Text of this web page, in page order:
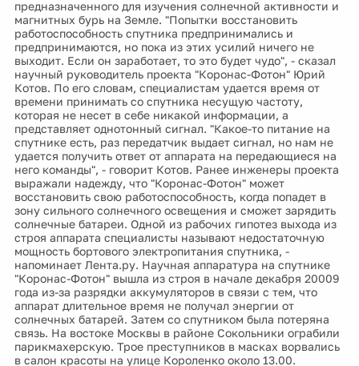
предназначенного для изучения солнечной активности и
магнитных бурь на Земле. "Попытки восстановить
работоспособность спутника предпринимались и
предпринимаются, но пока из этих усилий ничего не
выходит. Если он заработает, то это будет чудо", - сказал
научный руководитель проекта "Коронас-Фотон" Юрий
Котов. По его словам, специалистам удается время от
времени принимать со спутника несущую частоту,
которая не несет в себе никакой информации, а
представляет однотонный сигнал. "Какое-то питание на
спутнике есть, раз передатчик выдает сигнал, но нам не
удается получить ответ от аппарата на передающиеся на
него команды", - говорит Котов. Ранее инженеры проекта
выражали надежду, что "Коронас-Фотон" может
восстановить свою работоспособность, когда попадет в
зону сильного солнечного освещения и сможет зарядить
солнечные батареи. Одной из рабочих гипотез выхода из
строя аппарата специалисты называют недостаточную
мощность бортового электропитания спутника, -
напоминает Лента.ру. Научная аппаратура на спутнике
"Коронас-Фотон" вышла из строя в начале декабря 20009
года из-за разрядки аккумуляторов в связи с тем, что
аппарат длительное время не получал энергии от
солнечных батарей. Затем со спутником была потеряна
связь. На востоке Москвы в районе Сокольники ограбили
парикмахерскую. Трое преступников в масках ворвались
в салон красоты на улице Короленко около 13.00.